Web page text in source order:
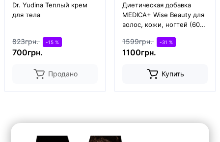
Dr. Yudina Теплый крем
для тела
823грн. -15 %
700грн.
Продано
Диетическая добавка
MEDICA+ Wise Beauty для
волос, кожи, ногтей (60
1599грн. -31 %
1100грн.
Купить